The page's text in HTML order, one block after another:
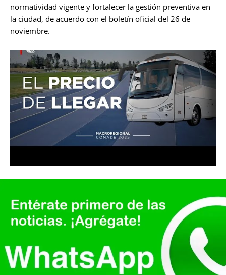
normatividad vigente y fortalecer la gestión preventiva en
la ciudad, de acuerdo con el boletín oficial del 26 de
noviembre.